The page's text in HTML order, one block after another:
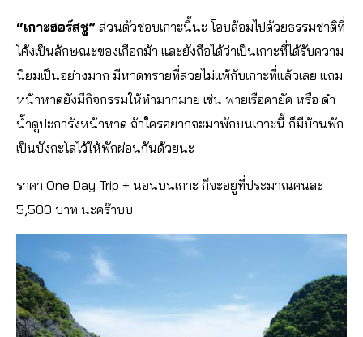
“เกาะฮอร์สชู” ส่วนตัวชอบเกาะนี้นะ โอบล้อมไปด้วยธรรมชาติที่
โค้งเป็นลักษณะของเกือกม้า และยังถือได้ว่าเป็นเกาะที่ได้รับความ
นิยมเป็นอย่างมาก มีหาดทรายที่สวยไม่แพ้กับเกาะที่แล้วเลย แถม
หน้าหาดยังมีกิจกรรมให้ทำมากมาย เช่น พายเรือคายัค หรือ ดำ
น้ำดูปะการังหน้าหาด ถ้าใครอยากจะมาพักบนเกาะนี้ ก็มีบ้านพัก
เป็นบังกะโลไว้ให้พักผ่อนกันด้วยนะ
ราคา One Day Trip + นอนบนเกาะ ก็จะอยู่ที่ประมาณคนละ
5,500 บาท นะคร๊าบบ